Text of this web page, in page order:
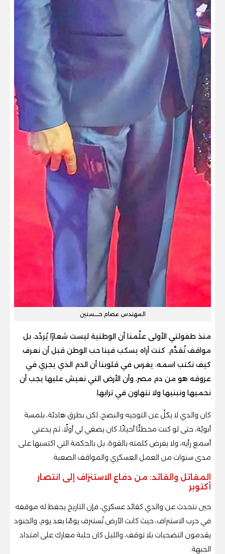
المهندس عصام حـــــسنين
منذ طفولتي الأولى علّمنا أن الوطنية ليست شعارًا يُردّد، بل
مواقف تُقدَّم. كنت أراه يسكب فينا حب الوطن قبل أن نعرف
كيف نكتب اسمه، يغرس في قلوبنا أن الدم الذي يجري في
عروقه هو من دم مصر، وأن الأرض التي نعيش عليها يجب أن
نحميها ونبنيها ولا نتهاون في ترابها.
كان والدي لا يكلّ عن التوجيه والنصح، لكن بطرق هادئة، بلمسة
أبويّة، حتى لو كنت مخطئًا أحيانًا، كان يصغي لي أولًا، ثم يدعني
أسمع رأيه، ولا يفرض كلمته بالقوة، بل بالحكمة التي اكتسبها على
مدى سنوات من العمل العسكري والمواقف الصعبة.
المقاتل والقائد: من دفاع الاستنزاف إلى انتصار
أكتوبر
حين نتحدث عن والدي كقائد عسكري، فإن التاريخ يحفظ له موقفه
في حرب الاستنزاف، حيث كانت الأرض تُستنزف يومًا بعد يوم، والجنود
يقدمون التضحيات بلا توقف، والليل كان حلبة معارك على امتداد
الجبهة.